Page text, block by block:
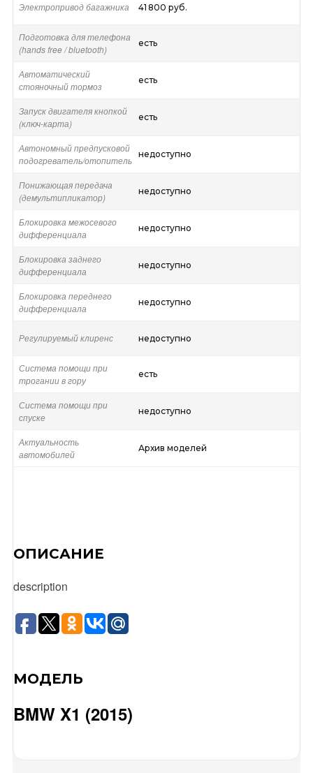
Электропривод багажника 41 800 руб.
Подготовка для телефона
(hands free / bluetooth)
есть
Автоматический
стояночный тормоз
есть
Запуск двигателя кнопкой
(ключ-карта)
есть
Автономный предпусковой
подогреватель/отопитель
недоступно
Понижающая передача
(демультипликатор)
недоступно
Блокировка межосевого
дифференциала
недоступно
Блокировка заднего
дифференциала
недоступно
Блокировка переднего
дифференциала
недоступно
Регулируемый клиренс недоступно
Система помощи при
трогании в гору
есть
Система помощи при
спуске
недоступно
Актуальность
автомобилей
Архив моделей
ОПИСАНИЕ
description
МОДЕЛЬ
BMW X1 (2015)